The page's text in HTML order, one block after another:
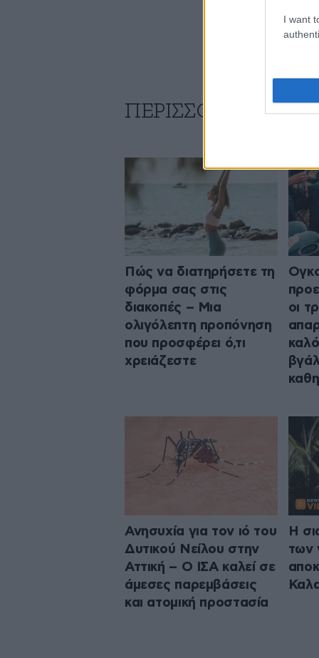
I want
ΠΕΡΙΣΣΟΤΕΡΑ ΑΠΟ
Πώς να διατηρήσετε τη
φόρμα σας στις
διακοπές – Μια
ολιγόλεπτη προπόνηση
που προσφέρει ό,τι
χρειάζεστε
οι
καλό
Ανησυχία για τον ιό του
Δυτικού Νείλου στην
Αττική – Ο ΙΣΑ καλεί σε
άμεσες παρεμβάσεις
και ατομική προστασία
Η
των